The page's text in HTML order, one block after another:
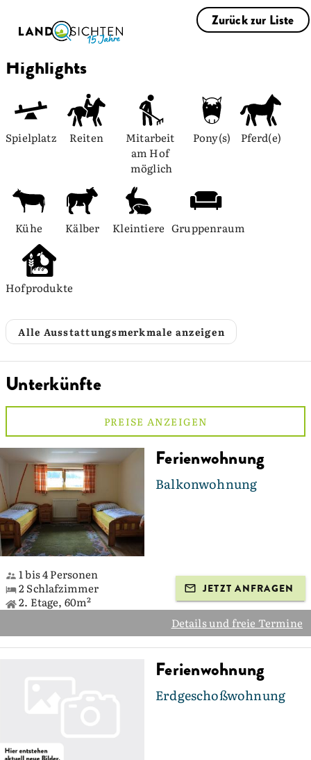
Zurück zur Liste
Highlights
Spielplatz Reiten
Mitarbeit
am Hof
möglich
Pony(s) Pferd(e)
Kühe Kälber Kleintiere Gruppenraum
Hofprodukte
Alle Ausstattungsmerkmale anzeigen
Unterkünfte
PREISE ANZEIGEN
Ferienwohnung
Balkonwohnung
1 bis 4 Personen
2 Schlafzimmer
2. Etage, 60m²
JETZT ANFRAGEN
Details und freie Termine
Ferienwohnung
Erdgeschoßwohnung